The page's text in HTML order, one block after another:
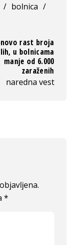
/ bolnica /
rast broja
u bolnicama
manje od 6.000
zaraženih
naredna vest
*